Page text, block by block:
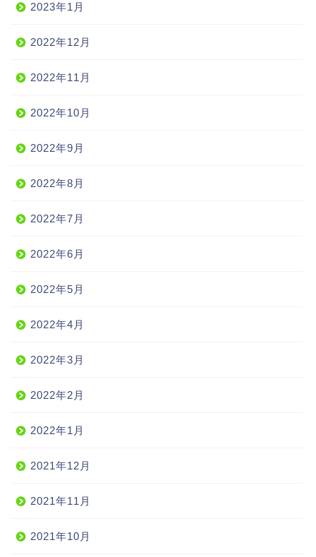
2023年1月
2022年12月
2022年11月
2022年10月
2022年9月
2022年8月
2022年7月
2022年6月
2022年5月
2022年4月
2022年3月
2022年2月
2022年1月
2021年12月
2021年11月
2021年10月